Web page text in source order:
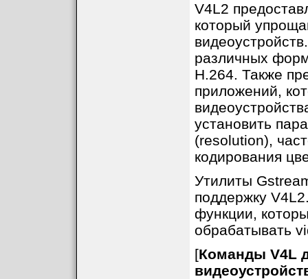
V4L2
который
различных
H.264. Также
приложений,
установить
(resolution),
кодирования
Утилиты
поддержку
функции,
обрабатывать
[Команды V4L